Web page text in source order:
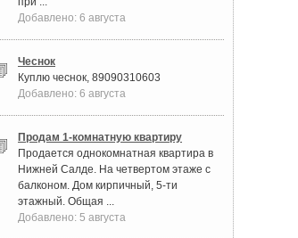
Добавлено: 6 августа
Чеснок
Куплю чеснок, 89090310603
Добавлено: 6 августа
Продам 1-комнатную квартиру
Продается однокомнатная квартира в
Нижней Салде. На четвертом этаже с
балконом. Дом кирпичный, 5-ти
этажный. Общая ...
Добавлено: 5 августа